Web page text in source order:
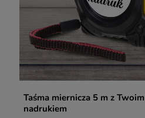
Taśma miernicza 5 m z Twoim
nadrukiem